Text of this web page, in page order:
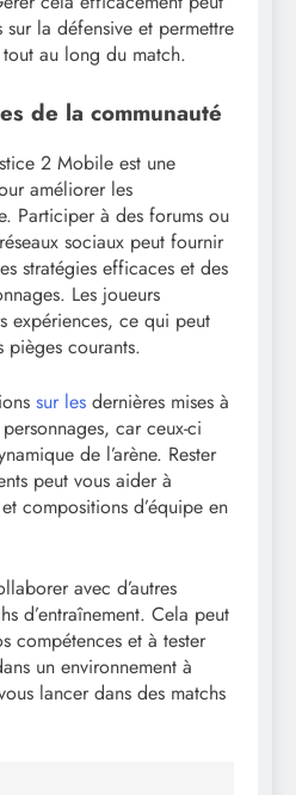
la défensive et permettre
au long du match.
de la communauté
2 Mobile est une
améliorer les
Participer à des forums ou
sociaux peut fournir
stratégies efficaces et des
Les joueurs
expériences, ce qui peut
pièges courants.
sur les dernières mises à
car ceux-ci
de l’arène. Rester
peut vous aider à
compositions d’équipe en
avec d’autres
d’entraînement. Cela peut
compétences et à tester
un environnement à
lancer dans des matchs